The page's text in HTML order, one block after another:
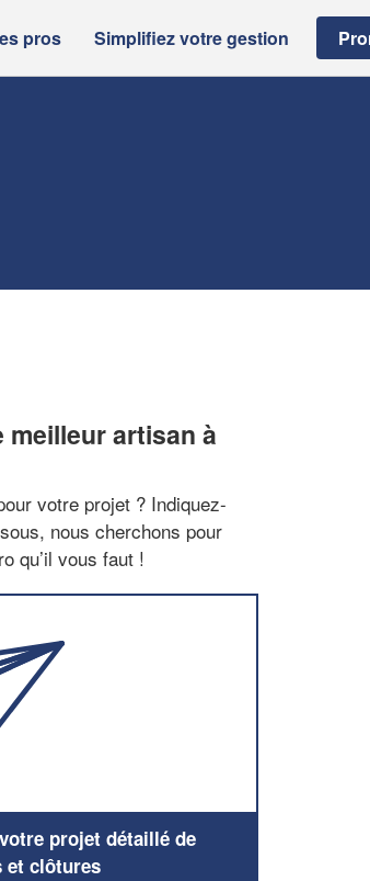
pros Simplifiez votre gestion
artisan à
votre projet ? Indiquez-
nous cherchons pour
qu’il vous faut !
projet détaillé de
et clôtures